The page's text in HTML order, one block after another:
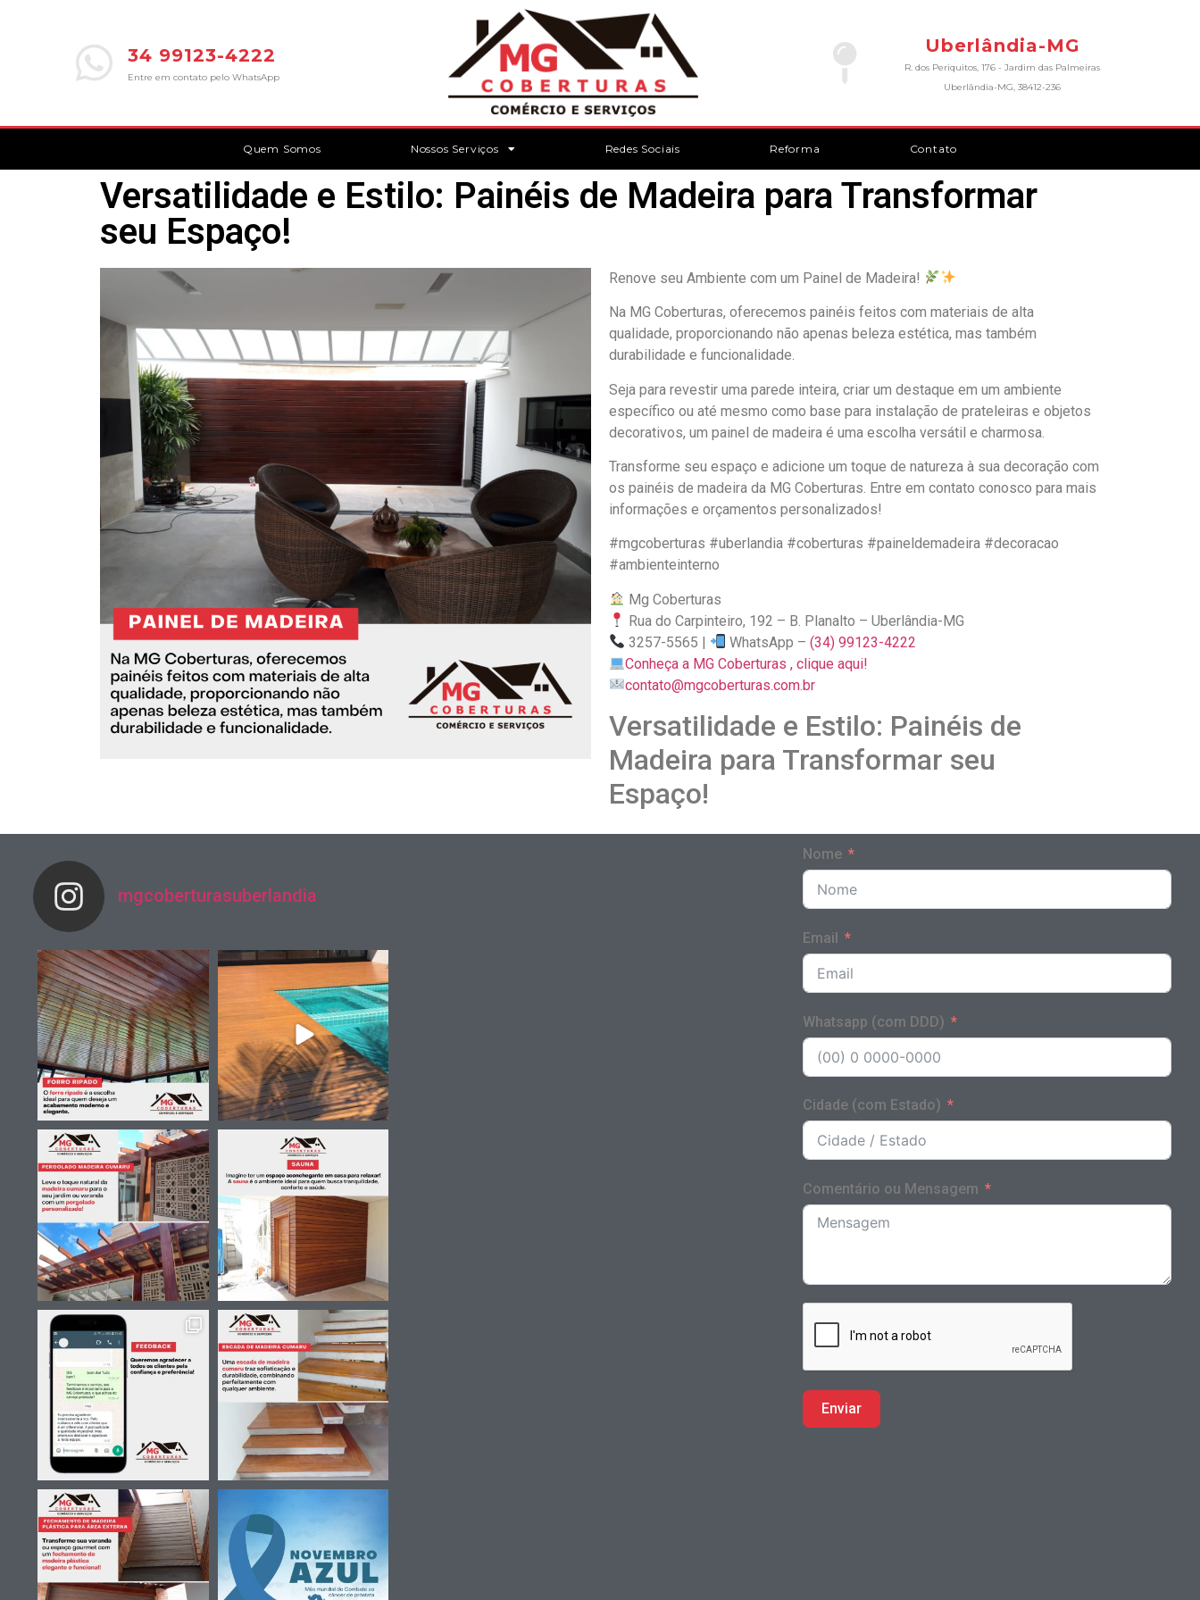
34 99123-4222
Entre em contato pelo WhatsApp
Uberlândia-MG
R. dos Periquitos, 176 - Jardim das Palmeiras
Uberlândia-MG, 38412-236
Quem Somos Nossos Serviços Redes Sociais Reforma Contato
Versatilidade e Estilo: Painéis de Madeira para Transformar
seu Espaço!
Renove seu Ambiente com um Painel de Madeira!
Na MG Coberturas, oferecemos painéis feitos com materiais de alta
qualidade, proporcionando não apenas beleza estética, mas também
durabilidade e funcionalidade.
Seja para revestir uma parede inteira, criar um destaque em um ambiente
específico ou até mesmo como base para instalação de prateleiras e objetos
decorativos, um painel de madeira é uma escolha versátil e charmosa.
Transforme seu espaço e adicione um toque de natureza à sua decoração com
os painéis de madeira da MG Coberturas. Entre em contato conosco para mais
informações e orçamentos personalizados!
#mgcoberturas #uberlandia #coberturas #paineldemadeira #decoracao
#ambienteinterno
Mg Coberturas
Rua do Carpinteiro, 192 – B. Planalto – Uberlândia-MG
3257-5565 |
WhatsApp –(34) 99123-4222
Conheça a MG Coberturas , clique aqui!
contato@mgcoberturas.com.br
Versatilidade e Estilo: Painéis de
Madeira para Transformar seu
Espaço!
mgcoberturasuberlandia
Nome
Email
Whatsapp (com DDD)
Cidade (com Estado)
Comentário ou Mensagem
Enviar